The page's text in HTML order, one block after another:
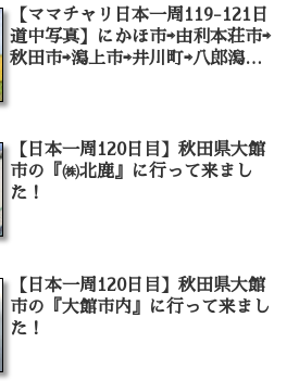
【ママチャリ日本一周119-121日
道中写真】にかほ市⇨由利本荘市⇨
秋田市⇨潟上市⇨井川町⇨八郎潟町⇨
【日本一周120日目】秋田県大館
市の『㈱北鹿』に行って来まし
た！
【日本一周120日目】秋田県大館
市の『大館市内』に行って来まし
た！